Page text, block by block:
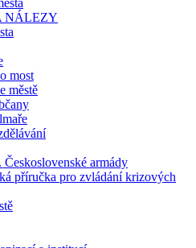
NÁLEZY
most
městě
Československé armády
příručka pro zvládání krizových